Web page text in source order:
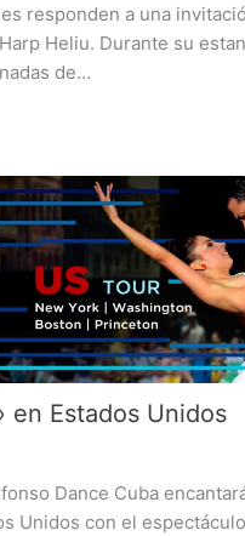
responden a una
Heliu. Durante su
de…
en Estados Unidos
Dance Cuba
Unidos con el